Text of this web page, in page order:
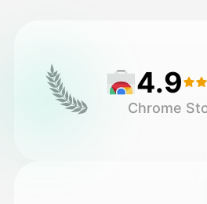
4.9
Chrome